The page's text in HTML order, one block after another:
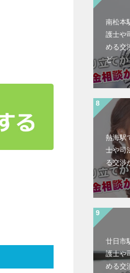
南松本
護士や
める交
ど
熱海駅
士や司
る交渉
廿日市
護士や
める交